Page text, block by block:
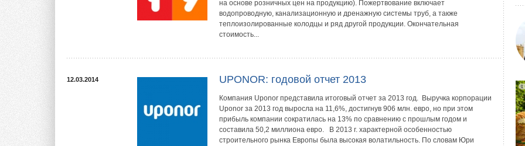
на основе розничных цен на продукцию). Пожертвование включает
водопроводную, канализационную и дренажную системы труб, а также
теплоизолированные колодцы и ряд другой продукции. Окончательная
стоимость...
12.03.2014 UPONOR: годовой отчет 2013
Компания Uponor представила итоговый отчет за 2013 год. Выручка корпорации
Uponor за 2013 год выросла на 11,6%, достигнув 906 млн. евро, но при этом
прибыль компании сократилась на 13% по сравнению с прошлым годом и
составила 50,2 миллиона евро. В 2013 г. характерной особенностью
строительного рынка Европы была высокая волатильность. По словам Юри